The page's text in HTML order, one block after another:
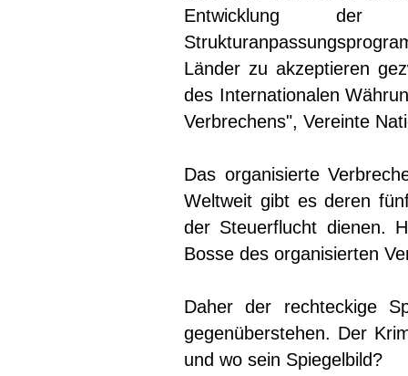
Entwicklung der
Länder zu akzeptieren
des Internationalen
Verbrechens", Vereinte
Das organisierte
Weltweit gibt es deren
der Steuerflucht dienen.
Bosse des organisierten
Daher der rechteckige
gegenüberstehen. Der
und wo sein Spiegelbild?